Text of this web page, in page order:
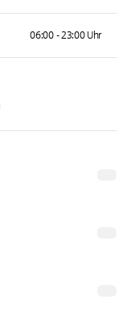
06:00 - 23:00 Uhr